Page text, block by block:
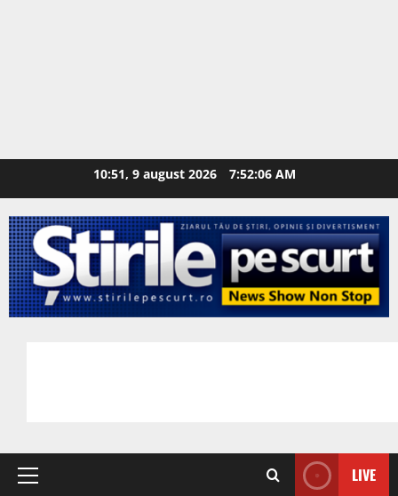
10:51, 9 august 2026 7:52:07 AM
Primary
LIVE